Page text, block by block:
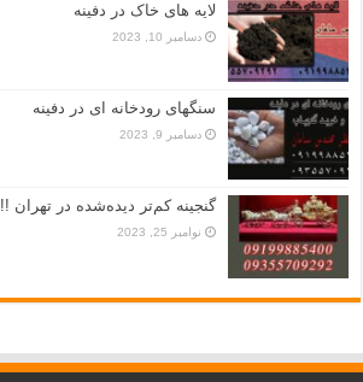
لایه های خاک در دفینه
دسامبر 10, 2023
سنگهای رودخانه ای در دفینه
دسامبر 9, 2023
گنجینه کم‌تر دیده‌شده در تهران !!
نوامبر 25, 2023